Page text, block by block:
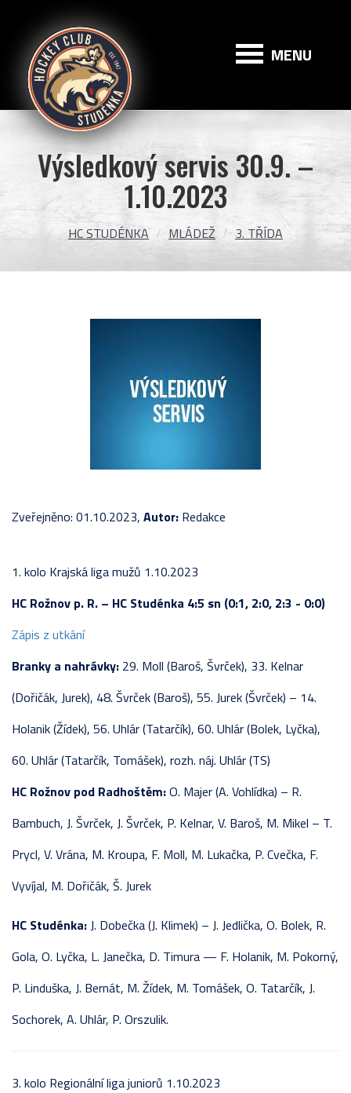
Studénka
MENU
Výsledkový servis 30.9. –
1.10.2023
HC STUDÉNKA MLÁDEŽ 3. TŘÍDA
Zveřejněno: 01.10.2023, Autor: Redakce
1. kolo Krajská liga mužů 1.10.2023
HC Rožnov p. R. – HC Studénka 4:5 sn (0:1, 2:0, 2:3 - 0:0)
Zápis z utkání
Branky a nahrávky: 29. Moll (Baroš, Švrček), 33. Kelnar
(Dořičák, Jurek), 48. Švrček (Baroš), 55. Jurek (Švrček) – 14.
Holanik (Žídek), 56. Uhlár (Tatarčík), 60. Uhlár (Bolek, Lyčka),
60. Uhlár (Tatarčík, Tomášek), rozh. náj. Uhlár (TS)
HC Rožnov pod Radhoštěm:O. Majer (A. Vohlídka) – R.
Bambuch, J. Švrček, J. Švrček, P. Kelnar, V. Baroš, M. Mikel – T.
Prycl, V. Vrána, M. Kroupa, F. Moll, M. Lukačka, P. Cvečka, F.
Vyvíjal, M. Dořičák, Š. Jurek
HC Studénka:J. Dobečka (J. Klimek) – J. Jedlička, O. Bolek, R.
Gola, O. Lyčka, L. Janečka, D. Timura — F. Holanik, M. Pokorný,
P. Linduška, J. Bernát, M. Žídek, M. Tomášek, O. Tatarčík, J.
Sochorek, A. Uhlár, P. Orszulik.
3. kolo Regionální liga juniorů 1.10.2023